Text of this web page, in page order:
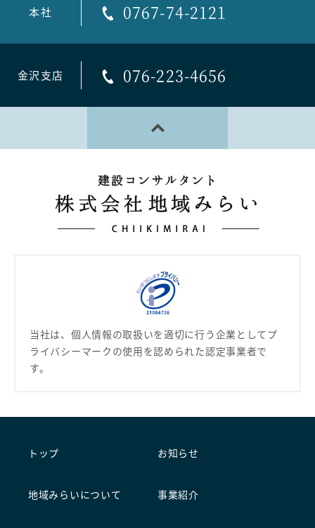
本社 0767-74-2121
金沢支店 076-223-4656
当社は、個人情報の取扱いを適切に行う企業として プ
ライバシーマークの使用を認められた認定事業者で
す。
トップ お知らせ
地域みらいについて 事業紹介